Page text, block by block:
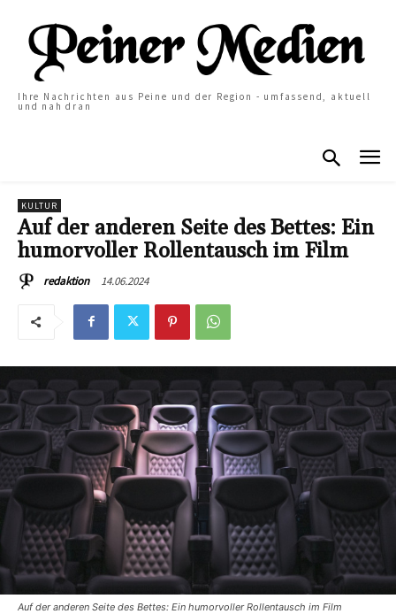
Ihre Nachrichten aus Peine und der Region - umfassend, aktuell
und nah dran
KULTUR
Auf der anderen Seite des Bettes: Ein
humorvoller Rollentausch im Film
redaktion 14.06.2024
Auf der anderen Seite des Bettes: Ein humorvoller Rollentausch im Film